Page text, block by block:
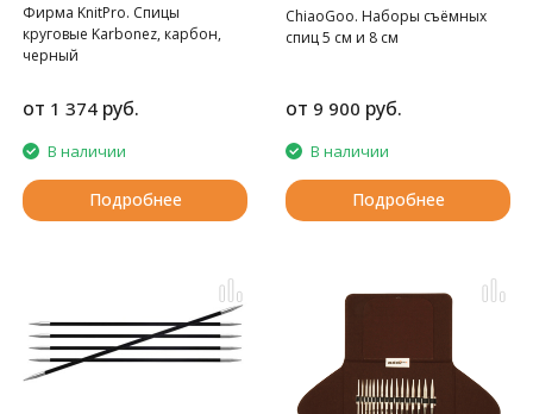
Фирма KnitPro. Спицы
круговые Karbonez, карбон,
черный
от 1 374 руб.
В наличии
Подробнее
ChiaoGoo. Наборы съёмных
спиц 5 см и 8 см
от 9 900 руб.
В наличии
Подробнее